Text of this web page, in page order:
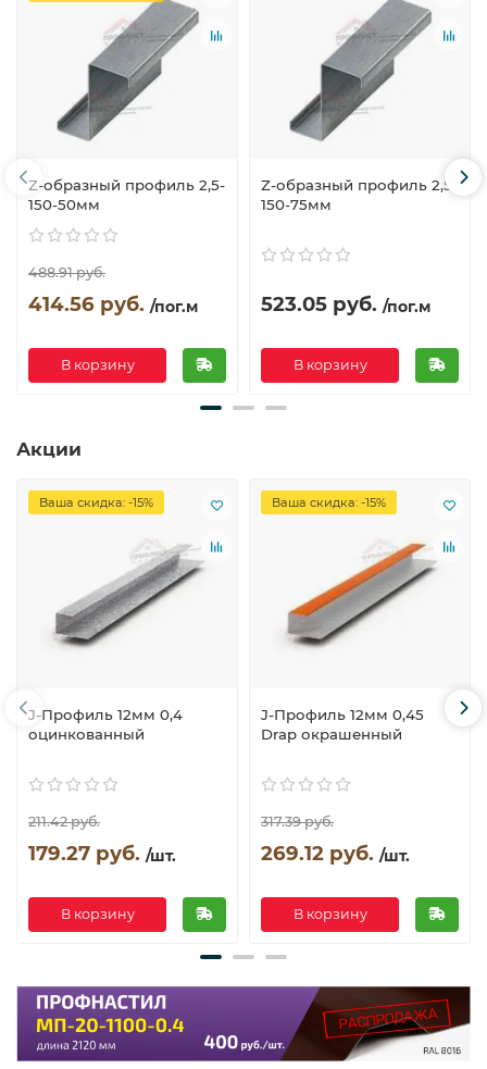
Z-образный профиль 2,5-
150-50мм
488.91 руб.
414.56 руб. /пог.м
В корзину
Z-образный профиль 2,5-
150-75мм
523.05 руб. /пог.м
В корзину
Акции
Ваша скидка: -15%
J-Профиль 12мм 0,4
оцинкованный
211.42 руб.
179.27 руб. /шт.
В корзину
Ваша скидка: -15%
J-Профиль 12мм 0,45
Drap окрашенный
317.39 руб.
269.12 руб. /шт.
В корзину